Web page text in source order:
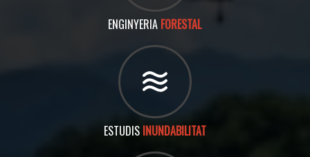
ENGINYERIA FORESTAL
ESTUDIS INUNDABILITAT